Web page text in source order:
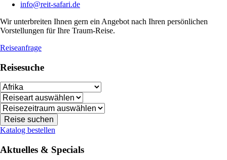
Brasilien
Equador
Mexiko
Peru
Uruguay
info@reit-safari.de
Wir unterbreiten Ihnen gern ein Angebot nach Ihren persönlichen
Vorstellungen für Ihre Traum-Reise.
Reiseanfrage
Reisesuche
Katalog bestellen
Aktuelles & Specials